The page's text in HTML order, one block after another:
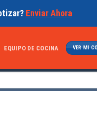
Enviar Ahora
EQUIPO DE COCINA VER MI